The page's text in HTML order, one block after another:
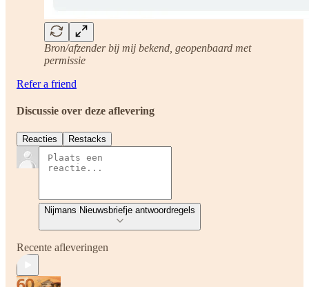
Bron/afzender bij mij bekend, geopenbaard met
permissie
Refer a friend
Discussie over deze aflevering
Reacties Restacks
Nijmans Nieuwsbriefje antwoordregels
Recente afleveringen